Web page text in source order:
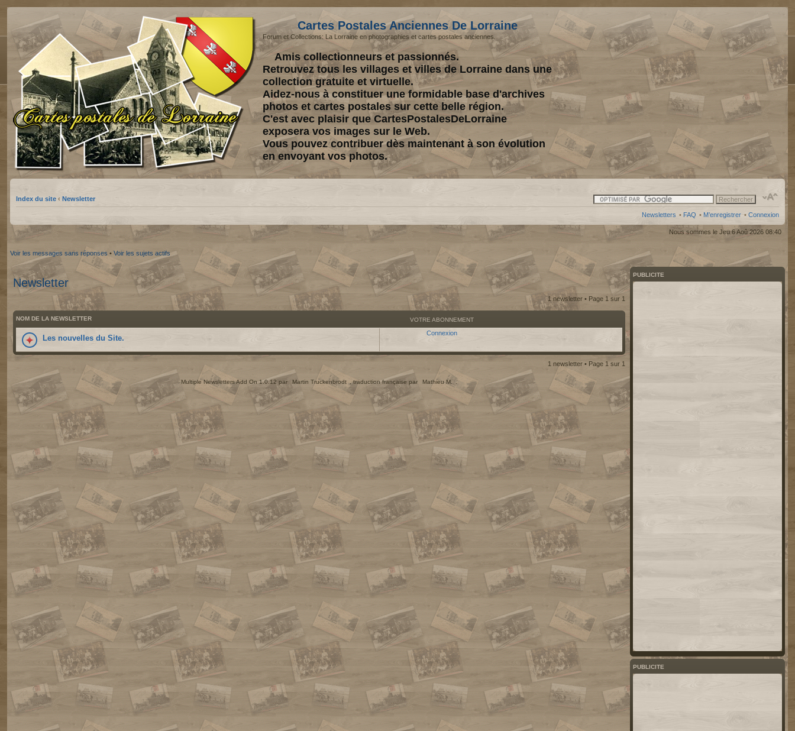
Cartes Postales Anciennes De Lorraine
Forum et Collections: La Lorraine en photographies et cartes postales anciennes.
Amis collectionneurs et passionnés.
Retrouvez tous les villages et villes de Lorraine dans une
collection gratuite et virtuelle.
Aidez-nous à constituer une formidable base d'archives
photos et cartes postales sur cette belle région.
C'est avec plaisir que CartesPostalesDeLorraine
exposera vos images sur le Web.
Vous pouvez contribuer dès maintenant à son évolution
en envoyant vos photos.
Index du site ‹ Newsletter
Newsletters • FAQ • M’enregistrer • Connexion
Nous sommes le Jeu 6 Aoû 2026 08:40
Voir les messages sans réponses • Voir les sujets actifs
Newsletter
1 newsletter • Page 1 sur 1
NOM DE LA NEWSLETTER VOTRE ABONNEMENT
Les nouvelles du Site.
Connexion
1 newsletter • Page 1 sur 1
Multiple Newsletters Add On 1.0.12 par Martin Truckenbrodt , traduction française par Mathieu M. .
PUBLICITE
PUBLICITE